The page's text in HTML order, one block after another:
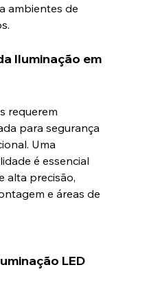
ambientes de
Iluminação em
requerem
para segurança
Uma
é essencial
alta precisão,
e áreas de
LED